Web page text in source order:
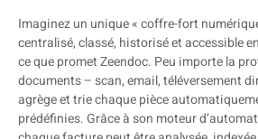
Imaginez un unique « coffre-fort
centralisé, classé, historisé et accessible
ce que promet Zeendoc. Peu importe la
documents – scan, email, téléversement
agrège et trie chaque pièce
prédéfinies. Grâce à son moteur